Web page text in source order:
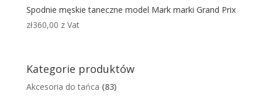
Spodnie męskie taneczne model Mark marki Grand Prix
zł360,00 z Vat
Kategorie produktów
Akcesoria do tańca (83)